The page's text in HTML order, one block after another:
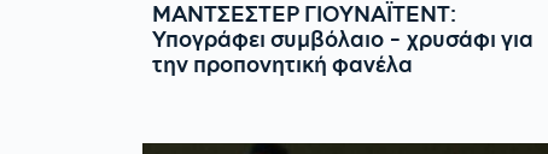
ΜΑΝΤΣΕΣΤΕΡ ΓΙΟΥΝΑΪΤΕΝΤ:
Υπογράφει συμβόλαιο - χρυσάφι για
την προπονητική φανέλα